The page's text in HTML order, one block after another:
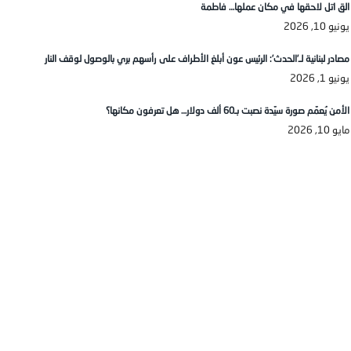
الق اتل لاحقها في مكان عملها… فاطمة
يونيو 10, 2026
مصادر لبنانية لـ’الحدث’: الرئيس عون أبلغ الأطراف على رأسهم بري بالوصول لوقف النار
يونيو 1, 2026
الأمن يُعمّم صورة سيّدة نصبت بـ60 ألف دولار… هل تعرفون مكانها؟
مايو 10, 2026